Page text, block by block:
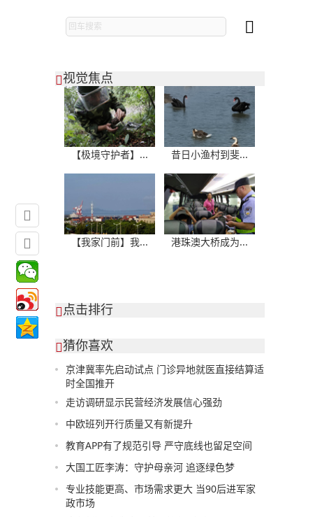



视觉焦点
【极境守护者】... 昔日小渔村到斐...
【我家门前】我... 港珠澳大桥成为...
点击排行
猜你喜欢
京津冀率先启动试点 门诊异地就医直接结算适
时全国推开
走访调研显示民营经济发展信心强劲
中欧班列开行质量又有新提升
教育APP有了规范引导 严守底线也留足空间
大国工匠李涛：守护母亲河 追逐绿色梦
专业技能更高、市场需求更大 当90后进军家
政市场